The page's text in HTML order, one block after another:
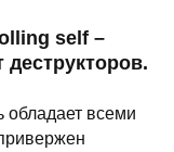
self –
обладает всеми